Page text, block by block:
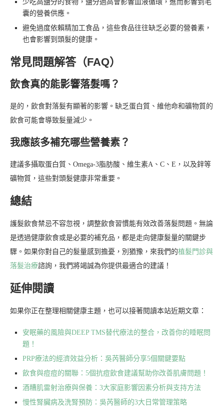
少吃高鹽分的食物，鹽分過高會影響血液循環，進而影響到毛
囊的營養供應。
避免過度依賴精加工食品，這些食品往往缺乏必要的營養素，
也會影響到頭髮的健康。
常見問題解答（FAQ）
飲食真的能影響落髮嗎？
是的，飲食對落髮有顯著的影響。缺乏蛋白質、維他命和礦物質的
飲食可能會導致髮量減少。
我應該多補充哪些營養素？
建議多攝取蛋白質、Omega-3脂肪酸、維生素A、C、E，以及鋅等
礦物質，這些對頭髮健康非常重要。
總結
護髮飲食禁忌不容忽視，調整飲食習慣能有效改善落髮問題。無論
是透過健康飲食或是必要的補充品，都是走向健康髮量的關鍵步
驟。如果你對自己的髮量感到擔憂，別猶豫，來我們的植髮門診與
落髮治療諮詢，我們將竭誠為你提供最適合的建議！
延伸閱讀
如果你正在整理相關健康主題，也可以接著閱讀本站近期文章：
安眠藥的風險與DEEP TMS替代療法的整合，改善你的睡眠問
題！
PRP療法的經濟效益分析：吳芮醫師分享5個關鍵要點
飲食與痘痘的關聯：5個抗痘飲食建議幫助你改善肌膚問題！
酒糟肌雷射治療與保養：3大家庭影響因素分析與支持方法
慢性腎臟病及洗腎預防：吳芮醫師的3大日常管理策略